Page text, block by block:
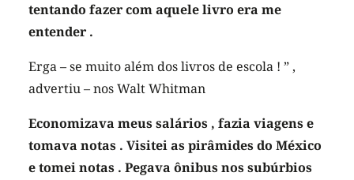
tentando fazer com aquele livro era me
entender .
Erga – se muito além dos livros de escola ! ” ,
advertiu – nos Walt Whitman
Economizava meus salários , fazia viagens e
tomava notas . Visitei as pirâmides do México
e tomei notas . Pegava ônibus nos subúrbios